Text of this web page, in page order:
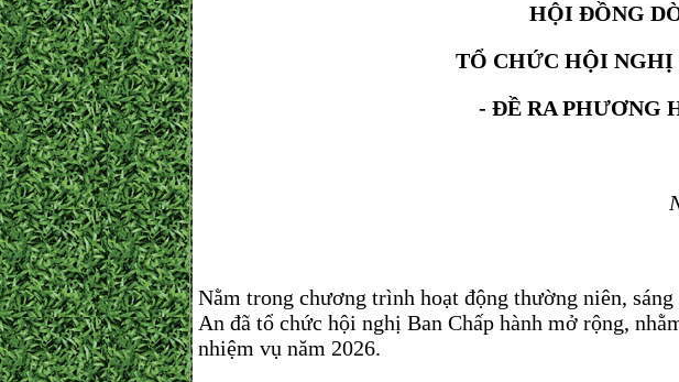
HỘI ĐỒNG
TỔ CHỨC HỘI NGHỊ
- ĐỀ RA PHƯƠNG
Nghệ An,
Nằm trong chương trình hoạt động thường niên,
An đã tổ chức hội nghị Ban Chấp hành mở rộng,
nhiệm vụ năm 2026.